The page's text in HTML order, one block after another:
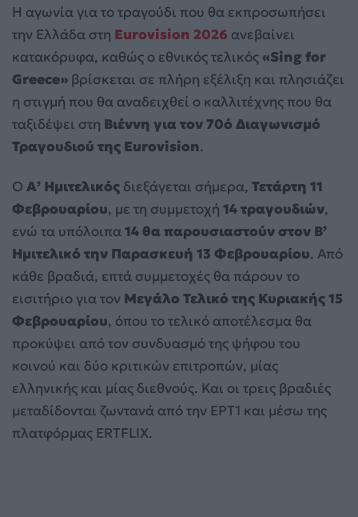
Η αγωνία για το τραγούδι που θα εκπροσωπήσει
την Ελλάδα στη Eurovision 2026 ανεβαίνει
κατακόρυφα, καθώς ο εθνικός τελικός«Sing for
Greece» βρίσκεται σε πλήρη εξέλιξη και πλησιάζει
η στιγμή που θα αναδειχθεί ο καλλιτέχνης που θα
ταξιδέψει στη Βιέννη για τον 70ό Διαγωνισμό
Τραγουδιού της Eurovision.
Ο Α’ Ημιτελικός διεξάγεται σήμερα, Τετάρτη 11
Φεβρουαρίου, με τη συμμετοχή 14 τραγουδιών,
ενώ τα υπόλοιπα14 θα παρουσιαστούν στον Β’
Ημιτελικό την Παρασκευή 13 Φεβρουαρίου. Από
κάθε βραδιά, επτά συμμετοχές θα πάρουν το
εισιτήριο για τον Μεγάλο Τελικό της Κυριακής 15
Φεβρουαρίου, όπου το τελικό αποτέλεσμα θα
προκύψει από τον συνδυασμό της ψήφου του
κοινού και δύο κριτικών επιτροπών, μίας
ελληνικής και μίας διεθνούς. Και οι τρεις βραδιές
μεταδίδονται ζωντανά από την ΕΡΤ1 και μέσω της
πλατφόρμας ERTFLIX.